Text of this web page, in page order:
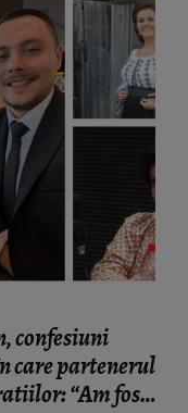
confesiuni
care partenerul
“Am fost